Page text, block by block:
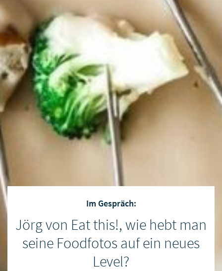
Im Gespräch:
Jörg von Eat this!, wie hebt man
seine Foodfotos auf ein neues
Level?